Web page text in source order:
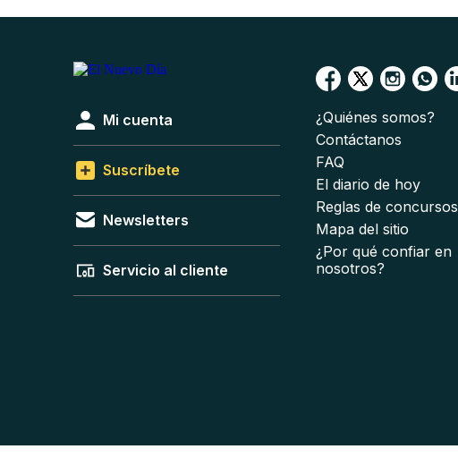
Mi cuenta
Suscríbete
Newsletters
Servicio al cliente
¿Quiénes somos?
Contáctanos
FAQ
El diario de hoy
Reglas de concursos
Mapa del sitio
¿Por qué confiar en
nosotros?